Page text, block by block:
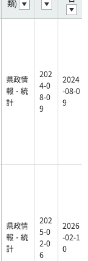
類)
県政情
報・統
計
202
4-0
8-0
9
2024
-08-0
9
県政情
報・統
計
202
5-0
2-0
6
2026
-02-1
0